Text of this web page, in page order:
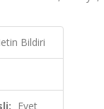
Bildiri
Evet